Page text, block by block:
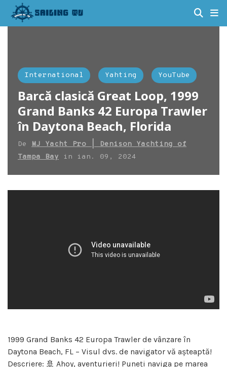
International Yahting YouTube
Barcă clasică Great Loop, 1999
Grand Banks 42 Europa Trawler
în Daytona Beach, Florida
De
MJ Yacht Pro | Denison Yachting of
Tampa Bay in ian. 09, 2024
1999 Grand Banks 42 Europa Trawler de vânzare în
Daytona Beach, FL – Visul dvs. de navigator vă așteaptă!
Descriere: 🚢 Ahoy, aventurieri! Puneți naviga pe marea